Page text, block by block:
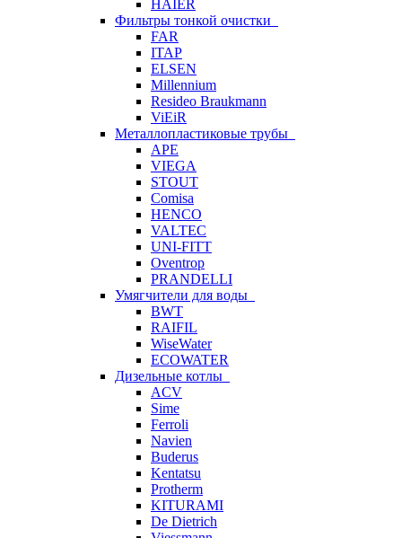
HAIER
Фильтры тонкой очистки
FAR
ITAP
ELSEN
Millennium
Resideo Braukmann
ViEiR
Металлопластиковые трубы
APE
VIEGA
STOUT
Comisa
HENCO
VALTEC
UNI-FITT
Oventrop
PRANDELLI
Умягчители для воды
BWT
RAIFIL
WiseWater
ECOWATER
Дизельные котлы
ACV
Sime
Ferroli
Navien
Buderus
Kentatsu
Protherm
KITURAMI
De Dietrich